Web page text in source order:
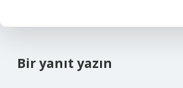
Bir yanıt yazın